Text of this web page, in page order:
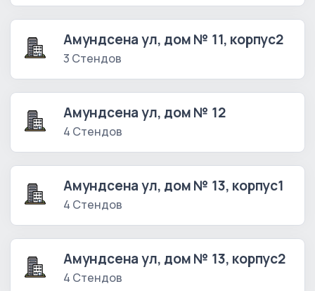
Амундсена ул, дом № 11, корпус2
3 Стендов
Амундсена ул, дом № 12
4 Стендов
Амундсена ул, дом № 13, корпус1
4 Стендов
Амундсена ул, дом № 13, корпус2
4 Стендов